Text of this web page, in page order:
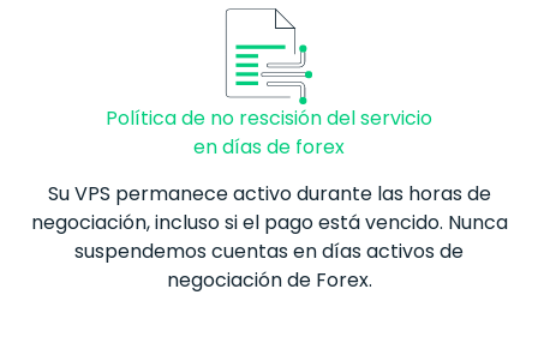
Política de no rescisión del servicio
en días de forex
Su VPS permanece activo durante las horas de
negociación, incluso si el pago está vencido. Nunca
suspendemos cuentas en días activos de
negociación de Forex.